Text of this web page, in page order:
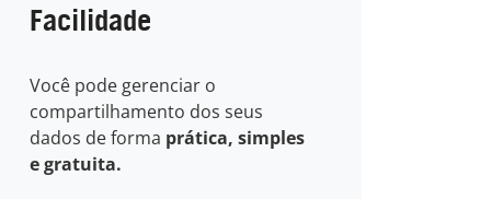
Facilidade
Você pode gerenciar o
compartilhamento dos seus
dados de forma prática, simples
e gratuita.